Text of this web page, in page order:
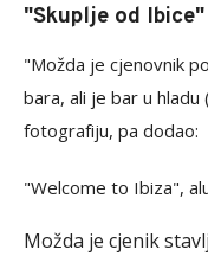
"Skuplje od Ibice"
"Možda je cjenovnik
bara, ali je bar u hladu
fotografiju, pa dodao:
"Welcome to Ibiza",
Možda je cjenik